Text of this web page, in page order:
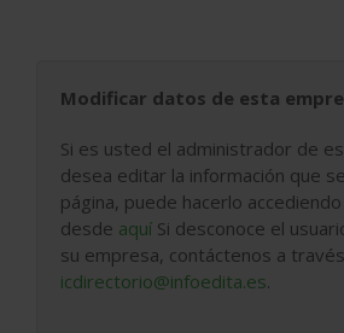
Modificar datos de esta
Si es usted el administrador de
desea editar la información que
página, puede hacerlo
desde aquí Si desconoce el
su empresa, contáctenos a
icdirectorio@infoedita.es.